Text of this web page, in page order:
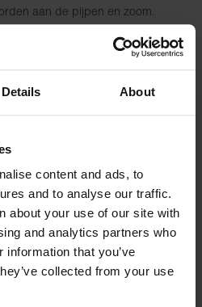
Details About
content and ads, to
and to analyse our traffic.
about your use of our site with
and analytics partners who
that you’ve
collected from your use
aan de pijpen en zoom.
katoen